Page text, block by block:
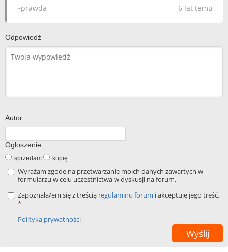
6 lat temu
~prawda
Odpowiedź
Autor
Ogłoszenie
sprzedam kupię
Wyrażam zgodę na przetwarzanie moich danych zawartych w
formularzu w celu uczestnictwa w dyskusji na forum.
Zapoznała/em się z treścią regulaminu forum i akceptuję jego treść.
*
Polityka prywatności